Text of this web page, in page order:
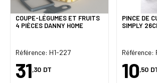
COUPE-LÉGUMES ET FRUITS
4 PIÈCES DANNY HOME
Référence: H1-227
31,30 DT
PINCE DE
SIMPLY
Référence:
10,50